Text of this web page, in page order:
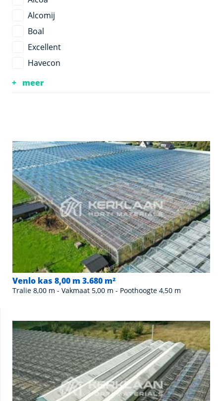
Alcomij
Boal
Excellent
Havecon
meer
Venlo kas 8,00 m 3.680 m²
Tralie 8,00 m - Vakmaat 5,00 m - Poothoogte 4,50 m